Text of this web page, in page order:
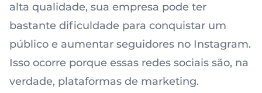
alta qualidade, sua empresa pode ter
bastante dificuldade para conquistar um
público e aumentar seguidores no Instagram.
Isso ocorre porque essas redes sociais são, na
verdade, plataformas de marketing.